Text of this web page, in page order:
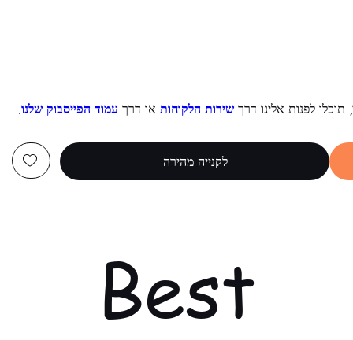
תוכלו לפנות אלינו דרך שירות הלקוחות או דרך עמוד הפייסבוק שלנו.
לקנייה מהירה
Best